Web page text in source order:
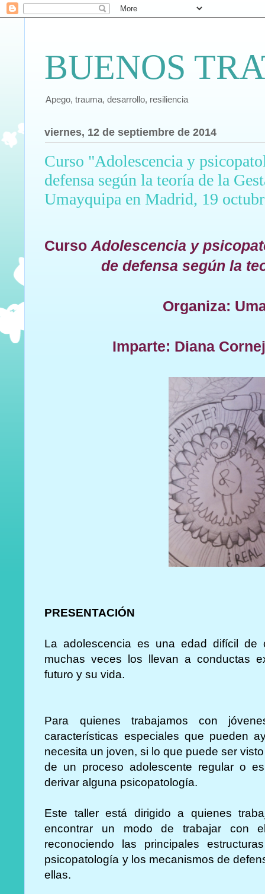
BUENOS
Apego, trauma, desarrollo, resiliencia
viernes, 12 de septiembre de 2014
Curso "Adolescencia y
defensa según la teoría de la
Umayquipa en Madrid, 19
CursoAdolescencia y
de defensa según la
Organiza:
Imparte: Diana
PRESENTACIÓN
La adolescencia es una edad difícil de
muchas veces los llevan a conductas
futuro y su vida.
Para quienes trabajamos con
características especiales que pueden
necesita un joven, si lo que puede ser
de un proceso adolescente regular o
derivar alguna psicopatología.
Este taller está dirigido a quienes
encontrar un modo de trabajar con
reconociendo las principales
psicopatología y los mecanismos de
ellas.